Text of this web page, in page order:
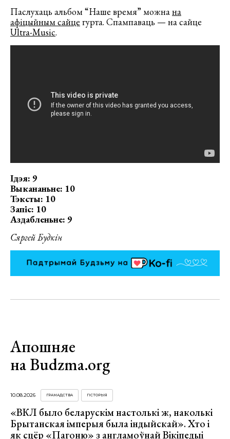
Паслухаць альбом “Наше время” можнана
афіцыйным сайце гурта. Спампаваць — на сайце
Ultra-Music.
Ідэя: 9
Выкананьне: 10
Тэксты: 10
Запіс: 10
Аздабленьне: 9
Сяргей Будкін
Апошняе
на Budzma.org
10.08.2026 ГРАМАДСТВА ГІСТОРЫЯ
«ВКЛ было беларускім настолькі ж, наколькі
Брытанская імперыя была індыйскай». Хто і
як сцёр «Пагоню» з англамоўнай Вікіпедыі